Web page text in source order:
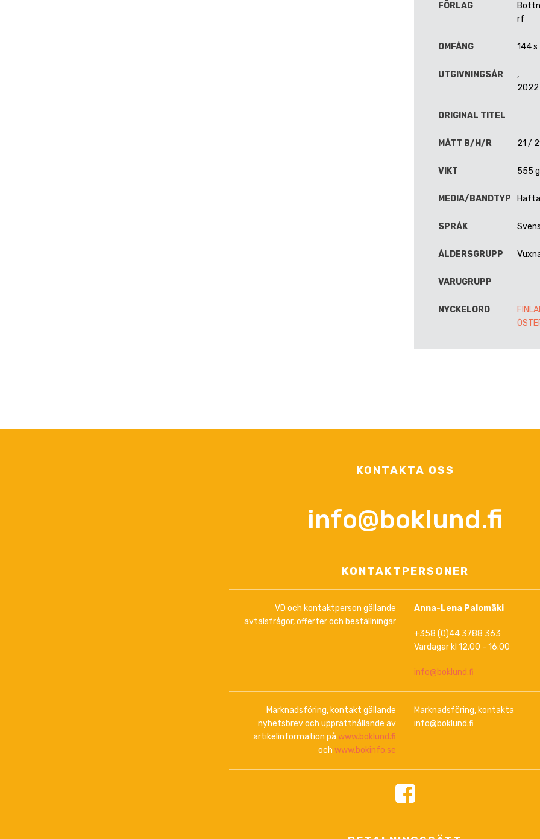
FÖRLAG
rf
OMFÅNG 144 s
UTGIVNINGSÅR
,
2022
ORIGINAL TITEL
MÅTT B/H/R 21 /
VIKT 555
MEDIA/BANDTYP
SPRÅK
ÅLDERSGRUPP
VARUGRUPP
NYCKELORD
KONTAKTA OSS
info@boklund.fi
KONTAKTPERSONER
VD och kontaktperson gällande
avtalsfrågor, offerter och beställningar
Anna-Lena Palomäki
+358 (0)44 3788 363
Vardagar kl 12.00 - 16.00
info@boklund.fi
Marknadsföring, kontakt gällande
nyhetsbrev och upprätthållande av
artikelinformation på www.boklund.fi
och www.bokinfo.se
Marknadsföring, kontakta
info@boklund.fi